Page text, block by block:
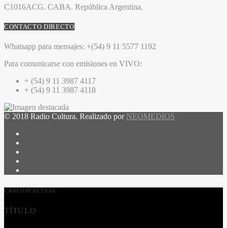
C1016ACG. CABA. República Argentina.
CONTACTO DIRECTO
Whatsapp para mensajes: +(54) 9 11 5577 1192
Para comunicarse con emisiones en VIVO:
+ (54) 9 11 3987 4117
+ (54) 9 11 3987 4118
© 2018 Radio Cultura. Realizado por NEOMEDIOS
CANCIÓN ACTUAL
TÍTULO